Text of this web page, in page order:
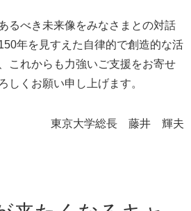
るべき未来像をみなさまとの対話
年を見すえた自律的で創造的な活
これからも力強いご支援をお寄せ
しくお願い申し上げます。
東京大学総長 藤井 輝夫